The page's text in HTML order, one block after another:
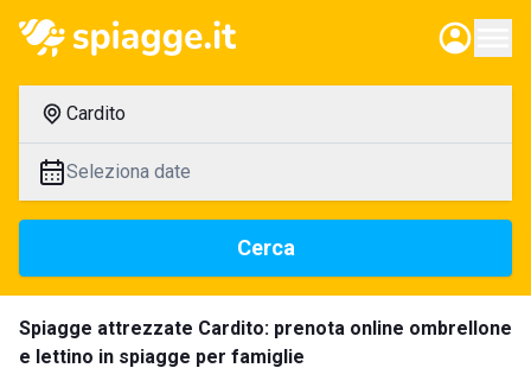
Cardito
Seleziona date
Cerca
Spiagge attrezzate Cardito: prenota online ombrellone
e lettino in spiagge per famiglie